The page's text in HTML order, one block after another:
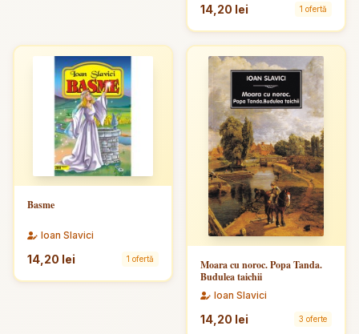
14,20 lei 1 ofertă
Basme
Ioan Slavici
14,20 lei 1 ofertă
Moara cu noroc. Popa Tanda.
Budulea taichii
Ioan Slavici
14,20 lei 3 oferte